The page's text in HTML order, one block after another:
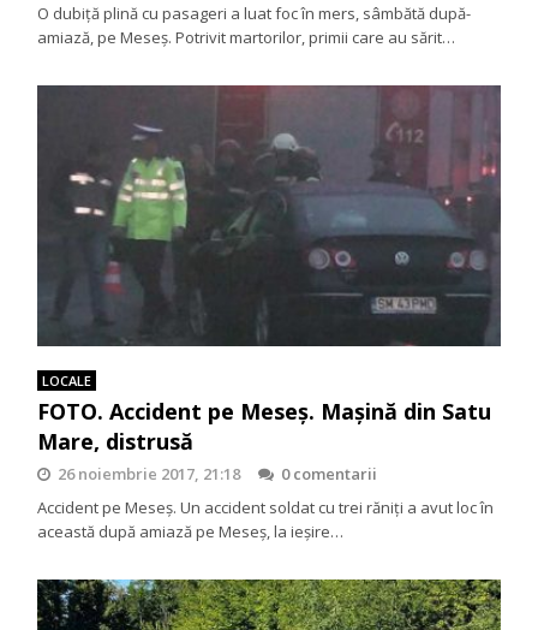
O dubiță plină cu pasageri a luat foc în mers, sâmbătă după-
amiază, pe Meseș. Potrivit martorilor, primii care au sărit…
LOCALE
FOTO. Accident pe Meseş. Maşină din Satu
Mare, distrusă
26 noiembrie 2017, 21:18
0 comentarii
Accident pe Meseş. Un accident soldat cu trei răniţi a avut loc în
această după amiază pe Meseş, la ieşire…